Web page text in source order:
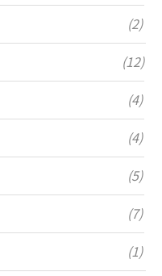
(2)
(12)
(4)
(4)
(5)
(7)
(1)